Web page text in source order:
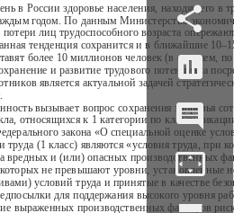
в России здоровье населения, находящего в
годом. По данным Министерства
лиц трудоспособного возраста
тенденция сохранится и в ближайшие
более 10 миллионов человек (в среднем,
и развитие трудового потенциала
является актуальной задачей
вызывает вопрос сохранения здоровья
относящихся к 1 категории по
закона «О специальной оценке
(1 класс) являются «условия труда, при
вредных и (или) опасных производственных
не превышают уровни, установленные
условий труда и принятые в качестве
для поддержания высокого уровня
выраженных производственных факторов